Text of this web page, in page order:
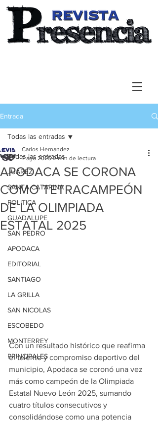
Entrada
Todas las entradas
JUAREZ
SANTA CATARINA
POLITICA
GUADALUPE
SAN PEDRO
APODACA
EDITORIAL
SANTIAGO
LA GRILLA
SAN NICOLAS
ESCOBEDO
MONTERREY
PRINCIPALES
Todas las entradas
APODACA SE CORONA
COMO TETRACAMPEÓN
DE LA OLIMPIADA
ESTATAL 2025
Carlos Hernandez
7 ago 2025 2 min de lectura
Con un resultado histórico que reafirma
el talento y compromiso deportivo del
municipio, Apodaca se coronó una vez
más como campeón de la Olimpiada
Estatal Nuevo León 2025, sumando
cuatro títulos consecutivos y
consolidándose como una potencia